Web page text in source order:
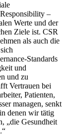
–
Werte und der
Ziele ist. CSR
als auch die
Standards
und
und zu
Vertrauen bei
Patienten,
managen, senkt
denen wir tätig
„die Gesundheit